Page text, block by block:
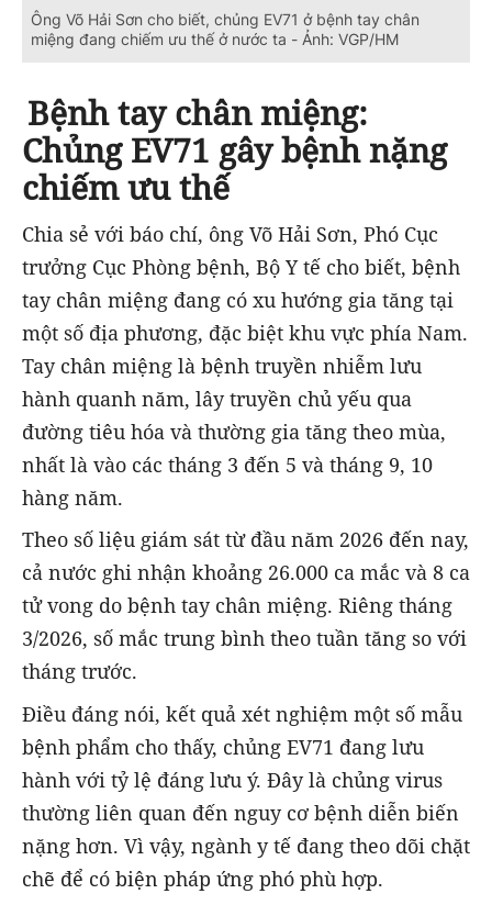
Ông Võ Hải Sơn cho biết, chủng EV71 ở bệnh tay chân
miệng đang chiếm ưu thế ở nước ta - Ảnh: VGP/HM
Bệnh tay chân miệng:
Chủng EV71 gây bệnh nặng
chiếm ưu thế
Chia sẻ với báo chí, ông Võ Hải Sơn, Phó Cục
trưởng Cục Phòng bệnh, Bộ Y tế cho biết, bệnh
tay chân miệng đang có xu hướng gia tăng tại
một số địa phương, đặc biệt khu vực phía Nam.
Tay chân miệng là bệnh truyền nhiễm lưu
hành quanh năm, lây truyền chủ yếu qua
đường tiêu hóa và thường gia tăng theo mùa,
nhất là vào các tháng 3 đến 5 và tháng 9, 10
hàng năm.
Theo số liệu giám sát từ đầu năm 2026 đến nay,
cả nước ghi nhận khoảng 26.000 ca mắc và 8 ca
tử vong do bệnh tay chân miệng. Riêng tháng
3/2026, số mắc trung bình theo tuần tăng so với
tháng trước.
Điều đáng nói, kết quả xét nghiệm một số mẫu
bệnh phẩm cho thấy, chủng EV71 đang lưu
hành với tỷ lệ đáng lưu ý. Đây là chủng virus
thường liên quan đến nguy cơ bệnh diễn biến
nặng hơn. Vì vậy, ngành y tế đang theo dõi chặt
chẽ để có biện pháp ứng phó phù hợp.